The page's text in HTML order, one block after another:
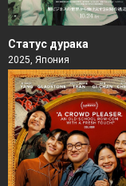
Статус дурака
2025, Япония